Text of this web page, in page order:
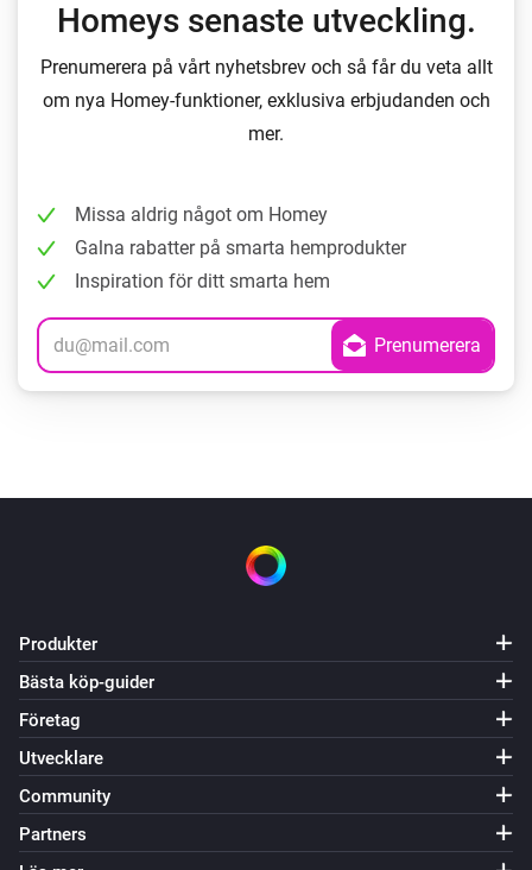
Homeys senaste utveckling.
Prenumerera på vårt nyhetsbrev och så får du veta allt
om nya Homey-funktioner, exklusiva erbjudanden och
mer.
Missa aldrig något om Homey
Galna rabatter på smarta hemprodukter
Inspiration för ditt smarta hem
Produkter
Bästa köp-guider
Företag
Utvecklare
Community
Partners